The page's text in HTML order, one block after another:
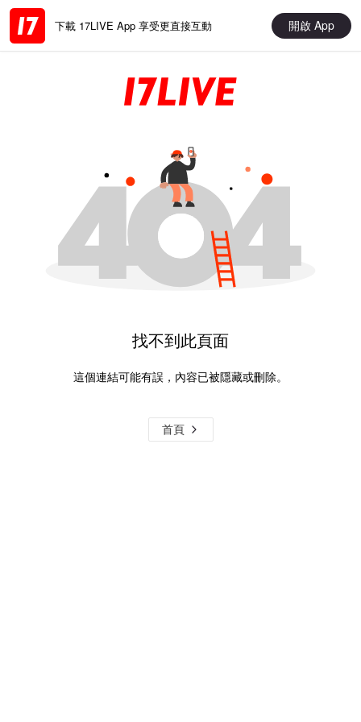
下載 17LIVE App 享受更直接互動 開啟 App
找不到此頁面
這個連結可能有誤，內容已被隱藏或刪除。
首頁